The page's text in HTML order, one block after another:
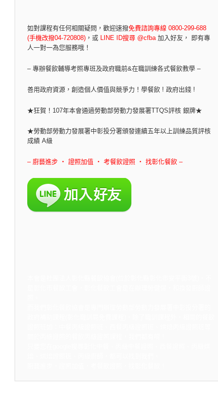
如對課程有任何相關疑問， 歡迎速撥免費諮詢專線 0800-299-688
(手機改撥04-720808) ， 或 LINE ID搜尋 @cfba加入好友， 即有專
人一對一為您服務哦！
– 專辦餐飲輔導考照專班及政府職前&在職訓練各式餐飲教學 –
善用政府資源，創造個人價值與競爭力！學餐飲 ! 政府出錢 !
★狂賀！107年本會通過勞動部勞動力發展署TTQS評核 銀牌★
★勞動部勞動力發展署中彰投分署頒發連續五年以上訓練品質評核
成績 A級
– 廚藝進步 ‧ 證照加值 ‧ 考餐飲證照 ‧ 找彰化餐飲 –